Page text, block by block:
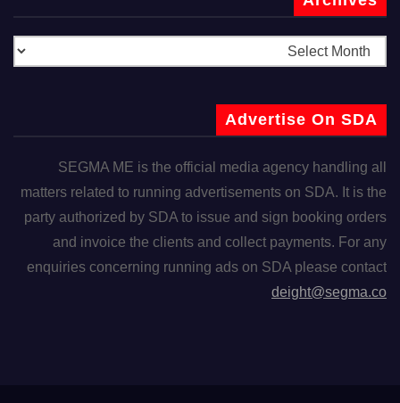
Advertise On SDA
SEGMA ME is the official media agency handling all
matters related to running advertisements on SDA. It is the
party authorized by SDA to issue and sign booking orders
and invoice the clients and collect payments. For any
enquiries concerning running ads on SDA please contact
deight@segma.co